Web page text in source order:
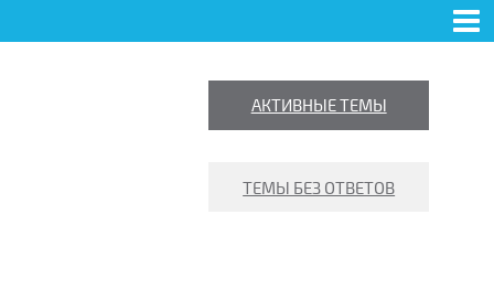
ПОЛЬЗОВАТЕЛИ ПРАВИЛА ПОИСК
АКТИВНЫЕ ТЕМЫ
ТЕМЫ БЕЗ ОТВЕТОВ